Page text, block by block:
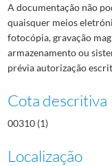
A documentação não
quaisquer meios
fotocópia, gravação
armazenamento ou
prévia autorização
Cota descritiva
00310 (1)
Localização